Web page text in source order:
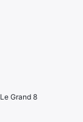
Le Grand 8